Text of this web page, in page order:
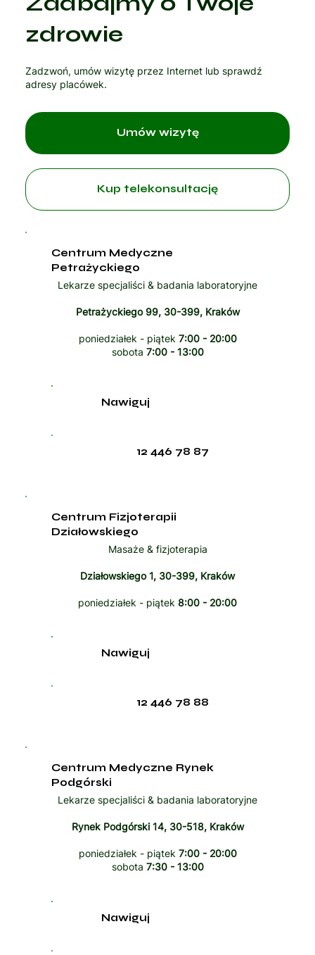
zdrowie
Zadzwoń, umów wizytę przez Internet lub sprawdź
adresy placówek.
Kup telekonsultację
Centrum Medyczne
Petrażyckiego
Lekarze specjaliści & badania laboratoryjne
Petrażyckiego 99, 30-399, Kraków
poniedziałek - piątek 7:00 - 20:00
sobota 7:00 - 13:00
12 446 78 87
Nawiguj
Centrum Fizjoterapii
Działowskiego
Masaże & fizjoterapia
Działowskiego 1, 30-399, Kraków
poniedziałek - piątek 8:00 - 20:00
12 446 78 88
Nawiguj
Centrum Medyczne Rynek
Podgórski
Lekarze specjaliści & badania laboratoryjne
Rynek Podgórski 14, 30-518, Kraków
poniedziałek - piątek 7:00 - 20:00
sobota 7:30 - 13:00
Nawiguj
Umów wizytę